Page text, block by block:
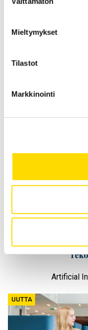
valinta
Mieltymykset
Tilastot
Markkinointi
Strategic
Artificial
UUTTA